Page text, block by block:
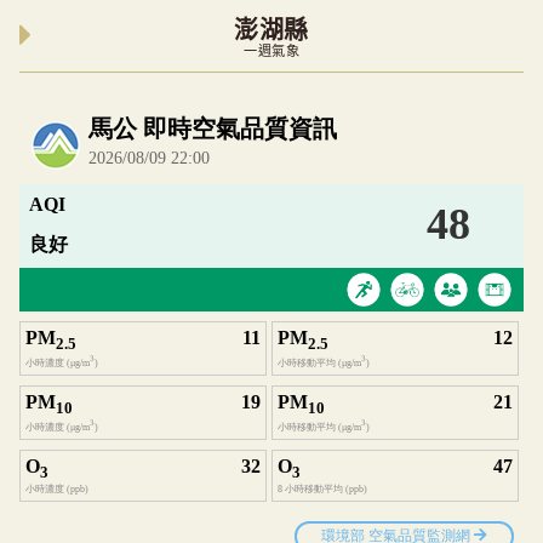
澎湖縣
一週氣象
內嵌空氣品質小工具為視覺預覽，完整即時空